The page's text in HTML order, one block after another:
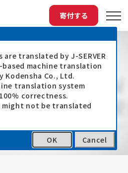
寄付する
translated by J-SERVER
based machine translation
Kodensha Co., Ltd.
translation system
correctness.
might not be translated
OK Cancel